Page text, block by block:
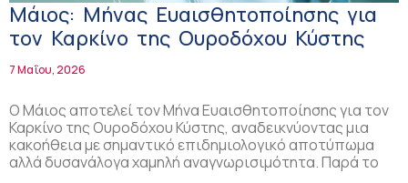
Μάιος: Μήνας Ευαισθητοποίησης για
τον Καρκίνο της Ουροδόχου Κύστης
7 Μαΐου, 2026
Ο Μάιος αποτελεί τον Μήνα Ευαισθητοποίησης για τον
Καρκίνο της Ουροδόχου Κύστης, αναδεικνύοντας μια
κακοήθεια με σημαντικό επιδημιολογικό αποτύπωμα
αλλά δυσανάλογα χαμηλή αναγνωρισιμότητα. Παρά το